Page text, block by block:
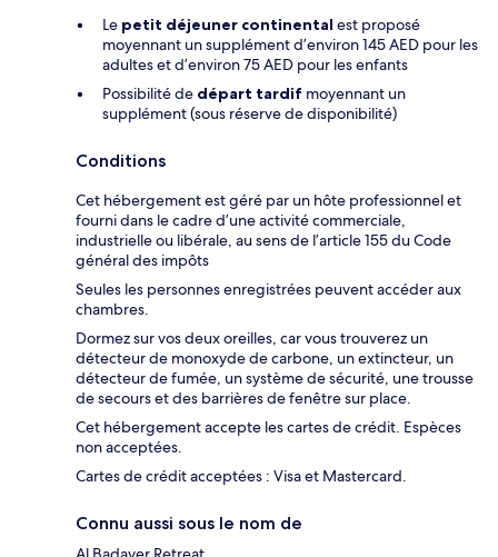
Le petit déjeuner continental est proposé
moyennant un supplément d’environ 145 AED pour les
adultes et d’environ 75 AED pour les enfants
Possibilité de départ tardif moyennant un
supplément (sous réserve de disponibilité)
Conditions
Cet hébergement est géré par un hôte professionnel et
fourni dans le cadre d’une activité commerciale,
industrielle ou libérale, au sens de l’article 155 du Code
général des impôts
Seules les personnes enregistrées peuvent accéder aux
chambres.
Dormez sur vos deux oreilles, car vous trouverez un
détecteur de monoxyde de carbone, un extincteur, un
détecteur de fumée, un système de sécurité, une trousse
de secours et des barrières de fenêtre sur place.
Cet hébergement accepte les cartes de crédit. Espèces
non acceptées.
Cartes de crédit acceptées : Visa et Mastercard.
Connu aussi sous le nom de